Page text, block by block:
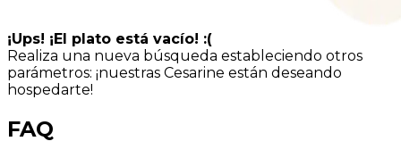
¡Ups! ¡El plato está vacío! :(
Realiza una nueva búsqueda estableciendo otros
parámetros: ¡nuestras Cesarine están deseando
hospedarte!
FAQ